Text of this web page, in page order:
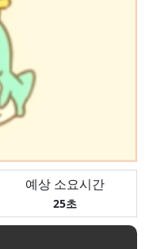
예상 소요시간
25초